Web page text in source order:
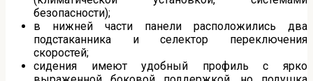
безопасности);
в нижней части панели расположились два
подстаканника и селектор переключения
скоростей;
сидения имеют удобный профиль с ярко